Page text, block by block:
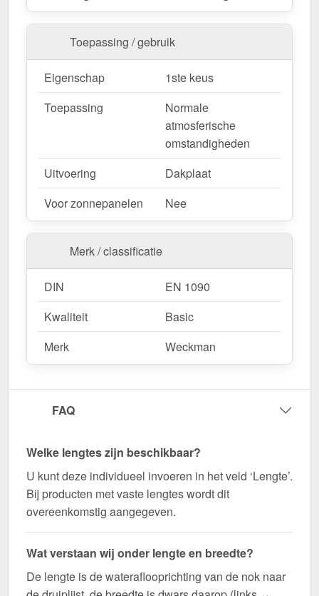
nu en profiteer van een snelle levering!
Wegens maatwerk / customisatie van herroepingsrecht uitgezonderd
Toepassing / gebruik
Eigenschap
1ste keus
Toepassing
Normale
atmosferische
omstandigheden
Uitvoering
Dakplaat
Voor zonnepanelen
Nee
Merk / classificatie
DIN
EN 1090
Kwaliteit
Basic
Merk
Weckman
FAQ
Welke lengtes zijn beschikbaar?
U kunt deze individueel invoeren in het veld ‘Lengte’.
Bij producten met vaste lengtes wordt dit
overeenkomstig aangegeven.
Wat verstaan wij onder lengte en breedte?
De lengte is de wateraflooprichting van de nok naar